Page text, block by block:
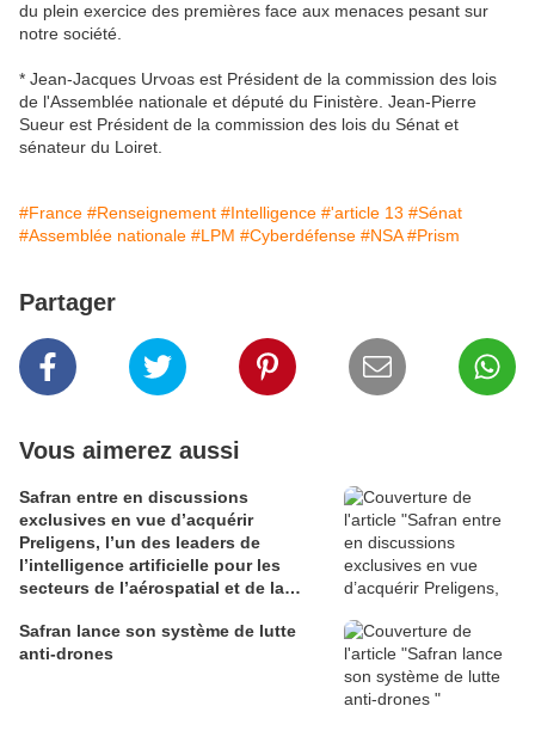
du plein exercice des premières face aux menaces pesant sur
notre société.
* Jean-Jacques Urvoas est Président de la commission des lois
de l'Assemblée nationale et député du Finistère. Jean-Pierre
Sueur est Président de la commission des lois du Sénat et
sénateur du Loiret.
#France #Renseignement #Intelligence #'article 13 #Sénat
#Assemblée nationale #LPM #Cyberdéfense #NSA #Prism
Partager
Vous aimerez aussi
Safran entre en discussions
exclusives en vue d’acquérir
Preligens, l’un des leaders de
l’intelligence artificielle pour les
secteurs de l’aérospatial et de la
Safran lance son système de lutte
anti-drones